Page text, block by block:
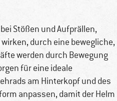
Stößen und Aufprällen,
durch eine bewegliche,
werden durch Bewegung
für eine ideale
am Hinterkopf und des
anpassen, damit der Helm